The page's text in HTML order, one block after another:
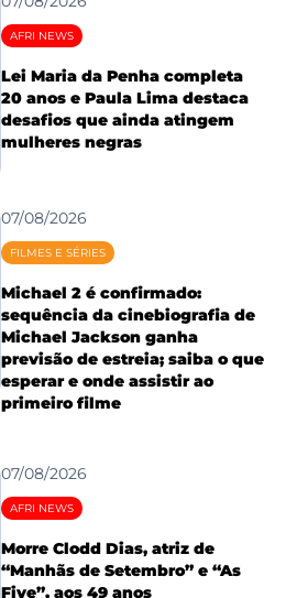
AFRI NEWS
Lei Maria da Penha completa
20 anos e Paula Lima destaca
desafios que ainda atingem
mulheres negras
07/08/2026
FILMES E SÉRIES
Michael 2 é confirmado:
sequência da cinebiografia de
Michael Jackson ganha
previsão de estreia; saiba o que
esperar e onde assistir ao
primeiro filme
07/08/2026
AFRI NEWS
Morre Clodd Dias, atriz de
“Manhãs de Setembro” e “As
Five”, aos 49 anos